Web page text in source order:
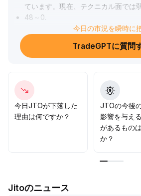
ています。現在、テクニカル面では
48～0
49の初期サポートにありますが、こ
472まで下落する可能性があります
し、慎重かつ弱気な運用戦略を維持
す。
今日の市況を瞬時に
TradeGPTに質問
今日JTOが下落した
理由は何ですか？
JTOの今後
影響を与え
があるもの
か？
Jitoのニュース